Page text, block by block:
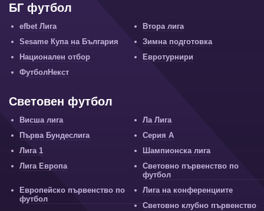
БГ футбол
efbet Лига
Втора лига
Sesame Купа на България
Зимна подготовка
Национален отбор
Евротурнири
ФутболНекст
Световен футбол
Висша лига
Ла Лига
Първа Бундеслига
Серия А
Лига 1
Шампионска лига
Лига Европа
Световно първенство по
футбол
Европейско първенство по
футбол
Лига на конференциите
Световно клубно първенство